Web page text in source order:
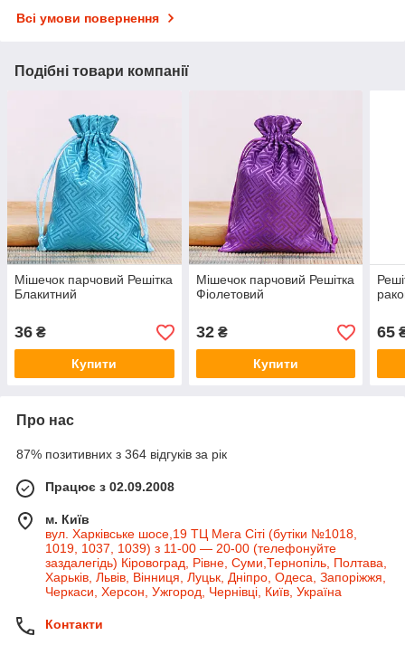
Всі умови повернення
Подібні товари компанії
Мішечок парчовий Решітка
Блакитний
36 ₴
Купити
Мішечок парчовий Решітка
Фіолетовий
32₴
Купити
65
Про нас
87% позитивних з 364 відгуків за рік
Працює з 02.09.2008
м. Київ
вул. Харківське шосе,19 ТЦ Мега Сіті (бутіки №1018,
1019, 1037, 1039) з 11-00 — 20-00 (телефонуйте
заздалегідь) Кіровоград, Рівне, Суми,Тернопіль, Полтава,
Харьків, Львів, Вінниця, Луцьк, Дніпро, Одеса, Запоріжжя,
Черкаси, Херсон, Ужгород, Чернівці, Київ, Україна
Контакти